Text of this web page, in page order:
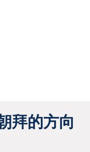
拜的方向